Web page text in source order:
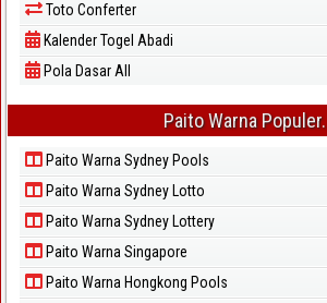
Toto Conferter
Kalender Togel Abadi
Pola Dasar All
Paito Warna Populer.
Paito Warna Sydney Pools
Paito Warna Sydney Lotto
Paito Warna Sydney Lottery
Paito Warna Singapore
Paito Warna Hongkong Pools